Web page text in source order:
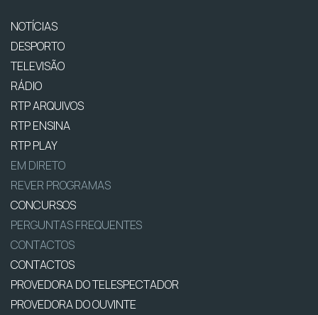
NOTÍCIAS
DESPORTO
TELEVISÃO
RÁDIO
RTP ARQUIVOS
RTP ENSINA
RTP PLAY
EM DIRETO
REVER PROGRAMAS
CONCURSOS
PERGUNTAS FREQUENTES
CONTACTOS
CONTACTOS
PROVEDORA DO TELESPECTADOR
PROVEDORA DO OUVINTE